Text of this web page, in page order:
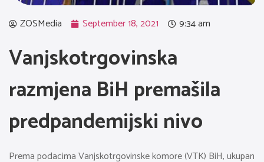
ZOSMedia September 18, 2021 9:34 am
Vanjskotrgovinska
razmjena BiH premašila
predpandemijski nivo
Prema podacima Vanjskotrgovinske komore (VTK) BiH, ukupan